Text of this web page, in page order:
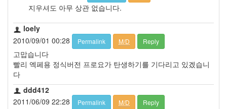
지우셔도 아무 상관 없습니다.
loely
2010/09/01 00:28
Permalink M/D Reply
고맙습니다
빨리 엑페용 정식버전 프로요가 탄생하기를 기다리고 있겠습니
다
ddd412
2011/06/09 22:28
Permalink M/D Reply